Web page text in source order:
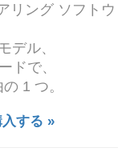
リング ソフトウ
デル、
ドで、
1 つ。
する »